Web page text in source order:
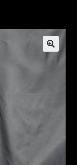
le
menu
enfant